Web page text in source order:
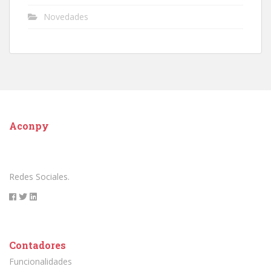
Novedades
Aconpy
Redes Sociales.
Contadores
Funcionalidades